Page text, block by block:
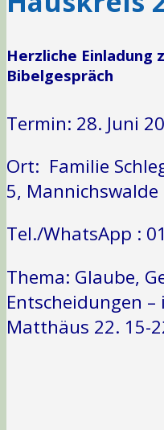
Herzliche Einladung
Bibelgespräch
Termin: 28. Juni
Ort: Familie
5, Mannichswalde
Tel./WhatsApp :
Thema: Glaube,
Entscheidungen
Matthäus 22. 15-